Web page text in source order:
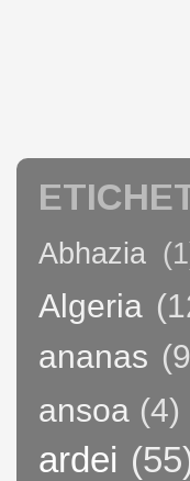
Abhazia
Algeria
ananas
ansoa (4)
ardei